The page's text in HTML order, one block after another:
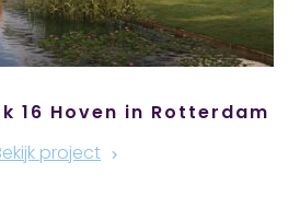
16 Hoven in Rotterdam
project